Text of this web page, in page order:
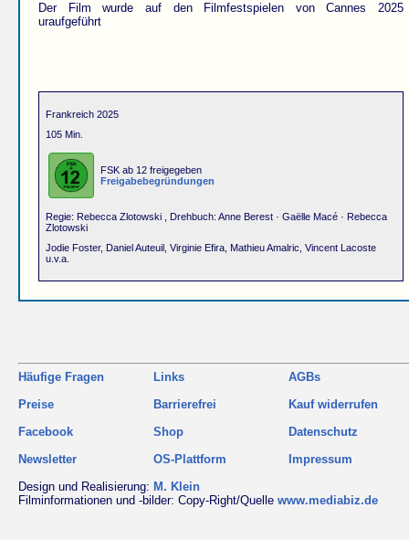
Der Film wurde auf den Filmfestspielen von Cannes 2025
uraufgeführt
Frankreich 2025
105 Min.
FSK ab 12 freigegeben
Freigabebegründungen
Regie: Rebecca Zlotowski , Drehbuch: Anne Berest · Gaëlle Macé · Rebecca
Zlotowski
Jodie Foster, Daniel Auteuil, Virginie Efira, Mathieu Amalric, Vincent Lacoste
u.v.a.
Häufige Fragen
Preise
Facebook
Newsletter
Links
Barrierefrei
Shop
OS-Plattform
AGBs
Kauf widerrufen
Datenschutz
Impressum
Design und Realisierung: M. Klein
Filminformationen und -bilder: Copy-Right/Quelle www.mediabiz.de